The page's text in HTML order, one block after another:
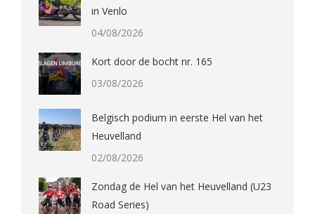
in Venlo
04/08/2026
Kort door de bocht nr. 165
03/08/2026
Belgisch podium in eerste Hel van het
Heuvelland
02/08/2026
Zondag de Hel van het Heuvelland (U23
Road Series)